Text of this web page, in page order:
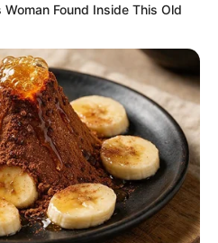
menghasilkan beberapa
kukus. Ada juga kue lapis yang
untuk mempercantik tampilannya.
Found Inside This Old